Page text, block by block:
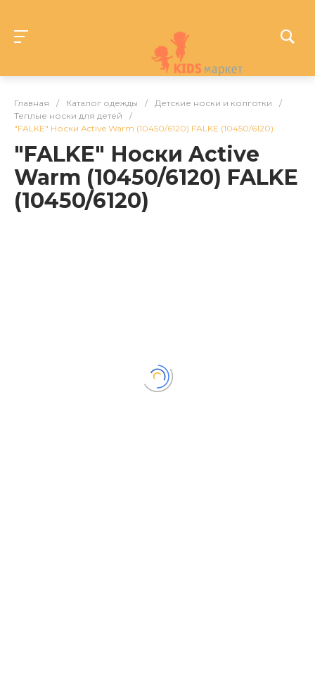
Главная / Каталог одежды / Детские носки и колготки
/
Теплые носки для детей
/
"FALKE" Носки Active Warm (10450/6120) FALKE (10450/6120)
"FALKE" Носки Active
Warm (10450/6120) FALKE
(10450/6120)